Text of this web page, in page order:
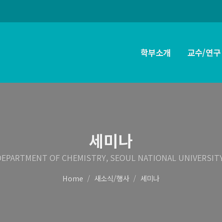
학부소개 교수/연구
세미나
OF CHEMISTRY, SEOUL NATIONAL
Home 새소식/행사 세미나